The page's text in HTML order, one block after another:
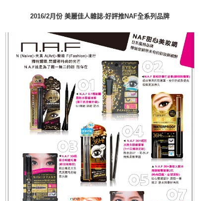
2016/2月份 美麗佳人雜誌-好評推NAF全系列品牌